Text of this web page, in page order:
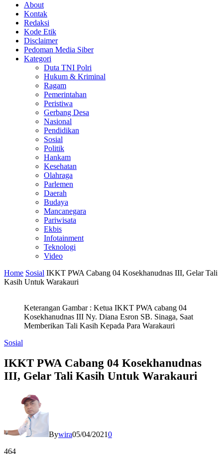
About
Kontak
Redaksi
Kode Etik
Disclaimer
Pedoman Media Siber
Kategori
Duta TNI Polri
Hukum & Kriminal
Ragam
Pemerintahan
Peristiwa
Gerbang Desa
Nasional
Pendidikan
Sosial
Politik
Hankam
Kesehatan
Olahraga
Parlemen
Daerah
Budaya
Mancanegara
Pariwisata
Ekbis
Infotainment
Teknologi
Video
Home Sosial IKKT PWA Cabang 04 Kosekhanudnas III, Gelar Tali
Kasih Untuk Warakauri
Keterangan Gambar : Ketua IKKT PWA cabang 04
Kosekhanudnas III Ny. Diana Esron SB. Sinaga, Saat
Memberikan Tali Kasih Kepada Para Warakauri
Sosial
IKKT PWA Cabang 04 Kosekhanudnas
III, Gelar Tali Kasih Untuk Warakauri
Bywira05/04/20210
464